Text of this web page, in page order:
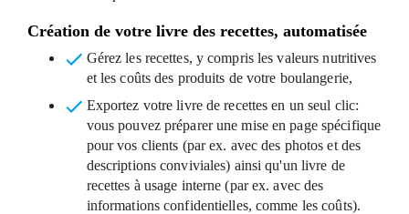
Création de votre livre des recettes, automatisée
Gérez les recettes, y compris les valeurs nutritives
et les coûts des produits de votre boulangerie,
Exportez votre livre de recettes en un seul clic:
vous pouvez préparer une mise en page spécifique
pour vos clients (par ex. avec des photos et des
descriptions conviviales) ainsi qu'un livre de
recettes à usage interne (par ex. avec des
informations confidentielles, comme les coûts).